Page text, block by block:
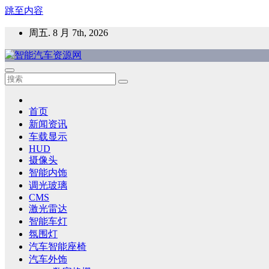
跳至内容
周五. 8 月 7th, 2026
智能汽车资源网
智能表面，智能内饰，新能源汽车，HMI，人车交互，智能车
首页
新闻资讯
车载显示
HUD
摄像头
智能内饰
调光玻璃
CMS
激光雷达
智能车灯
氛围灯
汽车智能座椅
汽车外饰